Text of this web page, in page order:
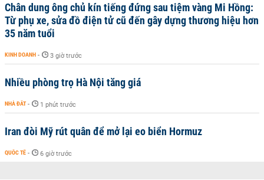
Chân dung ông chủ kín tiếng đứng sau tiệm vàng Mi Hồng:
Từ phụ xe, sửa đồ điện tử cũ đến gây dựng thương hiệu hơn
35 năm tuổi
KINH DOANH - 3 giờ trước
Nhiều phòng trọ Hà Nội tăng giá
NHÀ ĐẤT - 1 phút trước
Iran đòi Mỹ rút quân để mở lại eo biển Hormuz
QUỐC TẾ - 6 giờ trước